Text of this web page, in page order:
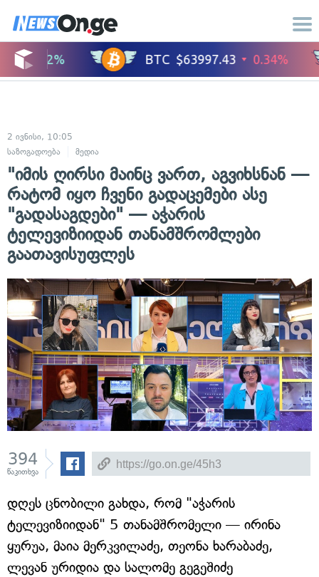
2 ივნისი, 10:05
საზოგადოება
მედია
"იმის ღირსი მაინც ვართ, აგვიხსნან —
რატომ იყო ჩვენი გადაცემები ასე
"გადასაგდები" — აჭარის
ტელევიზიიდან თანამშრომლები
გაათავისუფლეს
394
წაკითხვა
დღეს ცნობილი გახდა, რომ "აჭარის
ტელევიზიიდან" 5 თანამშრომელი — ირინა
ყურუა, მაია მერკვილაძე, თეონა ხარაბაძე,
ლევან ურიდია და სალომე გეგეშიძე